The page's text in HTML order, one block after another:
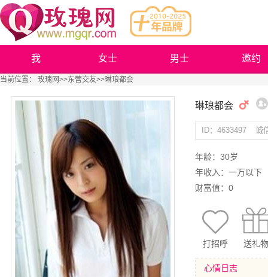
我 女士 男士 邀约
当前位置： 玫瑰网>>东营交友>>琳琅都会
琳琅都会
ID：4633497 诚
年龄：30岁
年收入：一万以下
财富值：0
打招呼 送礼物
心情日志